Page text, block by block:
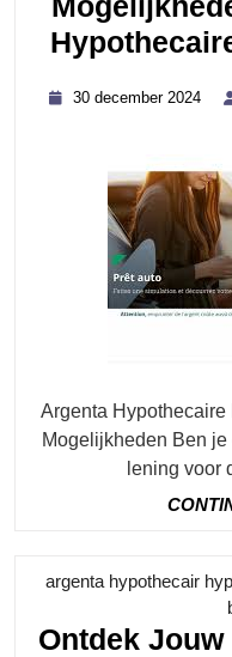
30 december 2024
Argenta Hypothecaire Lening Simulatie: Ontdek Jouw
Mogelijkheden Ben
lening voor
argenta hypothecair
Ontdek